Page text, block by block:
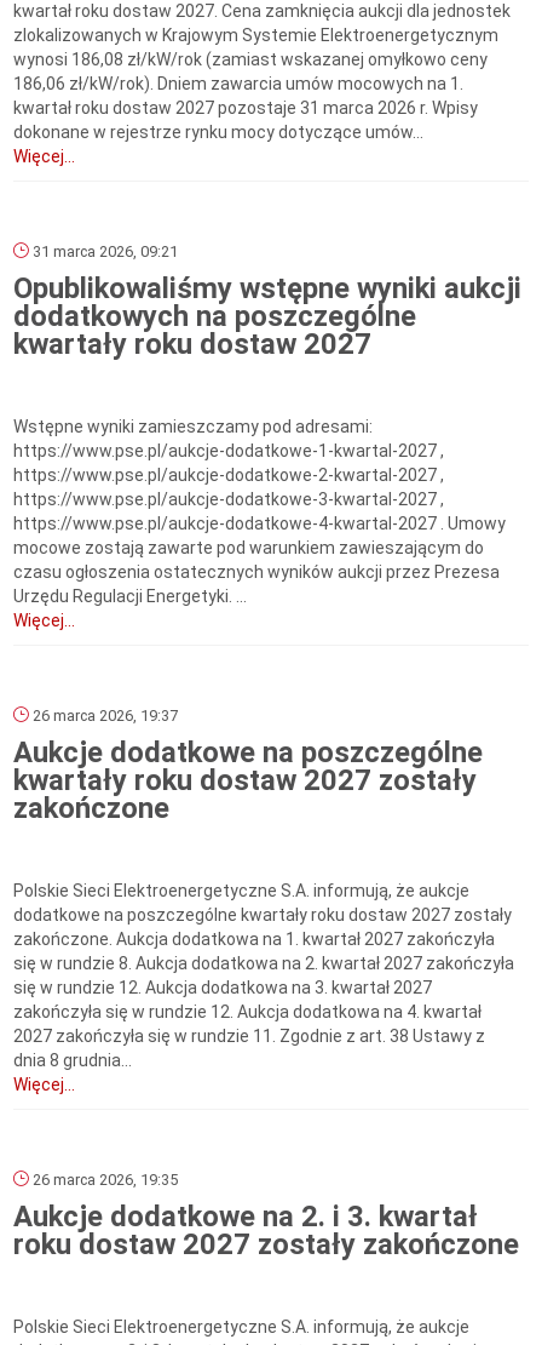
kwartał roku dostaw 2027. Cena zamknięcia aukcji dla jednostek
zlokalizowanych w Krajowym Systemie Elektroenergetycznym
wynosi 186,08 zł/kW/rok (zamiast wskazanej omyłkowo ceny
186,06 zł/kW/rok). Dniem zawarcia umów mocowych na 1.
kwartał roku dostaw 2027 pozostaje 31 marca 2026 r. Wpisy
dokonane w rejestrze rynku mocy dotyczące umów...
Więcej...
31 marca 2026, 09:21
Opublikowaliśmy wstępne wyniki aukcji
dodatkowych na poszczególne
kwartały roku dostaw 2027
Wstępne wyniki zamieszczamy pod adresami:
https://www.pse.pl/aukcje-dodatkowe-1-kwartal-2027 ,
https://www.pse.pl/aukcje-dodatkowe-2-kwartal-2027 ,
https://www.pse.pl/aukcje-dodatkowe-3-kwartal-2027 ,
https://www.pse.pl/aukcje-dodatkowe-4-kwartal-2027 . Umowy
mocowe zostają zawarte pod warunkiem zawieszającym do
czasu ogłoszenia ostatecznych wyników aukcji przez Prezesa
Urzędu Regulacji Energetyki. ...
Więcej...
26 marca 2026, 19:37
Aukcje dodatkowe na poszczególne
kwartały roku dostaw 2027 zostały
zakończone
Polskie Sieci Elektroenergetyczne S.A. informują, że aukcje
dodatkowe na poszczególne kwartały roku dostaw 2027 zostały
zakończone. Aukcja dodatkowa na 1. kwartał 2027 zakończyła
się w rundzie 8. Aukcja dodatkowa na 2. kwartał 2027 zakończyła
się w rundzie 12. Aukcja dodatkowa na 3. kwartał 2027
zakończyła się w rundzie 12. Aukcja dodatkowa na 4. kwartał
2027 zakończyła się w rundzie 11. Zgodnie z art. 38 Ustawy z
dnia 8 grudnia...
Więcej...
26 marca 2026, 19:35
Aukcje dodatkowe na 2. i 3. kwartał
roku dostaw 2027 zostały zakończone
Polskie Sieci Elektroenergetyczne S.A. informują, że aukcje